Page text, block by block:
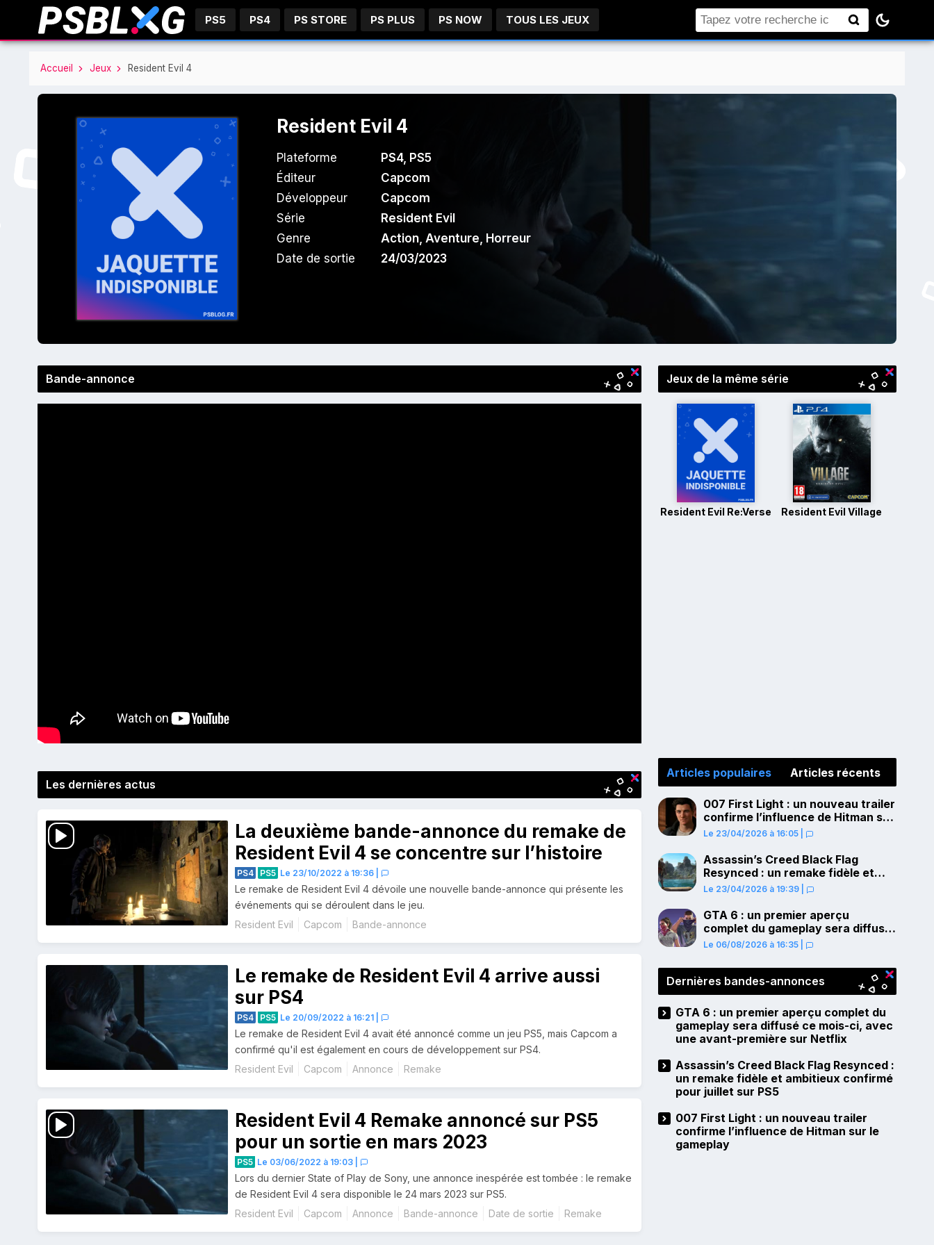
PS5 PS4 PS STORE PS PLUS PS NOW TOUS LES JEUX Rechercher
Accueil Jeux Resident Evil 4
Resident Evil 4
Plateforme PS4, PS5
Éditeur
Capcom
Développeur
Capcom
Série
Resident Evil
Genre
Action,Aventure, Horreur
Date de sortie
24/03/2023
Bande-annonce
Les dernières actus
La deuxième bande-annonce du remake de
Resident Evil 4 se concentre sur l’histoire
PS4 PS5 Le 23/10/2022 à 19:36
Le remake de Resident Evil 4 dévoile une nouvelle bande-annonce qui présente les
événements qui se déroulent dans le jeu.
Resident Evil
Capcom Bande-annonce
Le remake de Resident Evil 4 arrive aussi
sur PS4
PS4 PS5 Le 20/09/2022 à 16:21
Le remake de Resident Evil 4 avait été annoncé comme un jeu PS5, mais Capcom a
confirmé qu'il est également en cours de développement sur PS4.
Resident Evil
Capcom Annonce Remake
Resident Evil 4 Remake annoncé sur PS5
pour un sortie en mars 2023
PS5 Le 03/06/2022 à 19:03
Lors du dernier State of Play de Sony, une annonce inespérée est tombée : le remake
de Resident Evil 4 sera disponible le 24 mars 2023 sur PS5.
Resident Evil
Capcom Annonce Bande-annonce Date de sortie Remake
Jeux de la même série
Resident Evil Re:Verse Resident Evil Village
Articles populaires Articles récents
007 First Light : un nouveau trailer
confirme l’influence de Hitman sur
le gameplay
Le 23/04/2026 à 16:05
Assassin’s Creed Black Flag
Resynced : un remake fidèle et
ambitieux confirmé pour juillet sur
Le 23/04/2026 à 19:39
GTA 6 : un premier aperçu
complet du gameplay sera diffusé
ce mois-ci, avec une avant-
Le 06/08/2026 à 16:35
Dernières bandes-annonces
GTA 6 : un premier aperçu complet du
gameplay sera diffusé ce mois-ci, avec
une avant-première sur Netflix
Assassin’s Creed Black Flag Resynced :
un remake fidèle et ambitieux confirmé
pour juillet sur PS5
007 First Light : un nouveau trailer
confirme l’influence de Hitman sur le
gameplay